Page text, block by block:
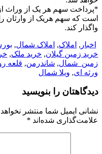
*پرداخت سهم هر یک از وراث
است که سهم هریک از وارثان
واگذار کند.
اخبار , املاک, املاک شمال,
خرید زمین گیلان, خرید ملک,
زمین_شمال, شاندرمن, قلعه
ورثه ای, ویلا شمال
دیدگاهتان را بنویسید
نشانی ایمیل شما منتشر
علامت‌گذاری شده‌اند *